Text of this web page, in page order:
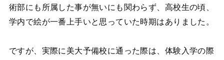
術部にも所属した事が無いにも関わらず、高校生の頃、
学内で絵が一番上手いと思っていた時期はありました。
ですが、実際に美大予備校に通った際は、体験入学の際